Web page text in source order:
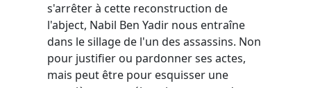
s'arrêter à cette reconstruction de
l'abject, Nabil Ben Yadir nous entraîne
dans le sillage de l'un des assassins. Non
pour justifier ou pardonner ses actes,
mais peut être pour esquisser une